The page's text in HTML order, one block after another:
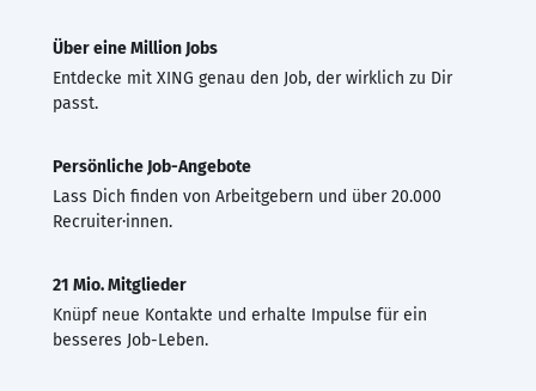
Über eine Million Jobs
Entdecke mit XING genau den Job, der wirklich zu Dir
passt.
Persönliche Job-Angebote
Lass Dich finden von Arbeitgebern und über 20.000
Recruiter·innen.
21 Mio. Mitglieder
Knüpf neue Kontakte und erhalte Impulse für ein
besseres Job-Leben.